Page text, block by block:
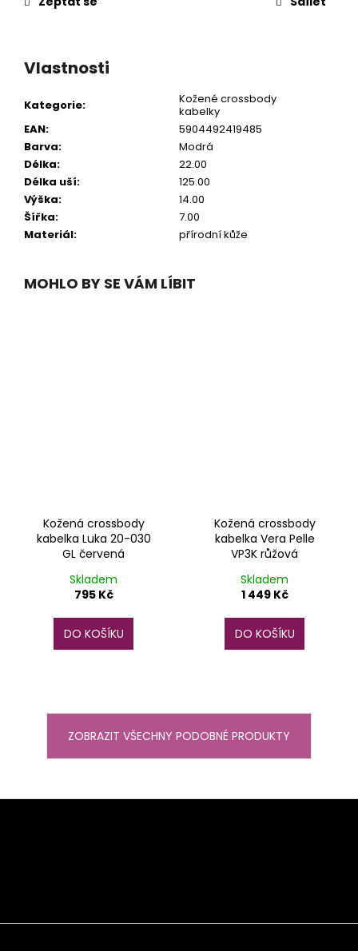
Vlastnosti
Kategorie:
Kožené crossbody
kabelky
EAN:
5904492419485
Barva:
Modrá
Délka:
22.00
Délka uší:
125.00
Výška:
14.00
Šířka:
7.00
Materiál: přírodní kůže
MOHLO BY SE VÁM LÍBIT
Kožená crossbody
kabelka Luka 20-030
GL červená
Skladem
795 Kč
DO KOŠÍKU
Kožená crossbody
kabelka Vera Pelle
VP3K růžová
Skladem
1 449 Kč
DO KOŠÍKU
ZOBRAZIT VŠECHNY PODOBNÉ PRODUKTY
Z